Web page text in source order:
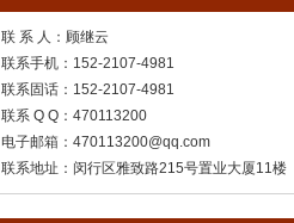
联 系 人：顾继云
联系手机：152-2107-4981
联系固话：152-2107-4981
联系 Q Q：470113200
电子邮箱：470113200@qq.com
联系地址：闵行区雅致路215号置业大厦11楼